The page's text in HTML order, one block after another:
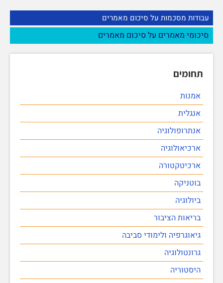
עבודות מסכמות על סיכום מאמרים
סיכומי מאמרים על סיכום מאמרים
תחומים
אמנות
אנגלית
אנתרופולוגיה
ארכיאולוגיה
ארכיטקטורה
בוטניקה
ביולוגיה
בריאות הציבור
גיאוגרפיה ולימודי סביבה
גרונטולוגיה
היסטוריה